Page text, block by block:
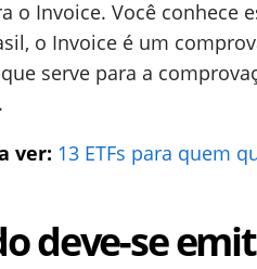
o Invoice. Você conhece
o Invoice é um
serve para a
ver: 13 ETFs para quem
deve-se